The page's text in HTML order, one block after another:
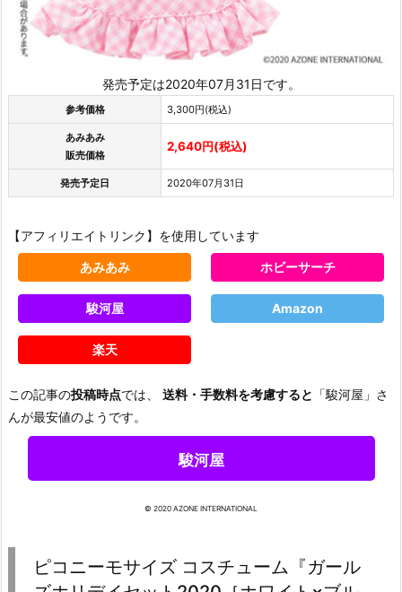
発売予定は2020年07月31日です。
参考価格 3,300円(税込)
あみあみ
販売価格
2,640円(税込)
発売予定日 2020年07月31日
【アフィリエイトリンク】を使用しています
あみあみ ホビーサーチ
駿河屋 Amazon
楽天
この記事の投稿時点では、 送料・手数料を考慮すると 「駿河屋」さ
んが最安値のようです。
駿河屋
© 2020 AZONE INTERNATIONAL
ピコニーモサイズ コスチューム『ガール